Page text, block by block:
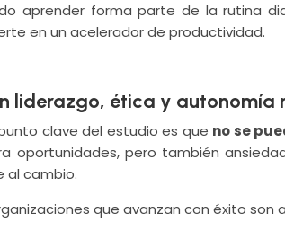
aprender forma parte de la rutina
en un acelerador de productividad.
liderazgo, ética y
clave del estudio es que no se
oportunidades, pero también
al cambio.
que avanzan con éxito son